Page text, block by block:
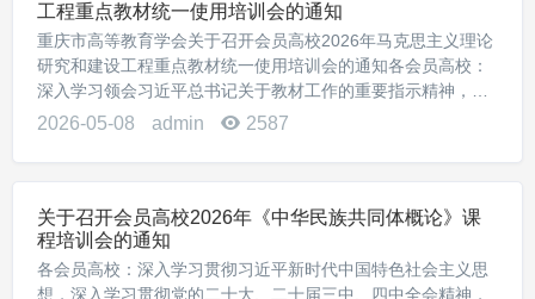
工程重点教材统一使用培训会的通知
重庆市高等教育学会关于召开会员高校2026年马克思主义理论
研究和建设工程重点教材统一使用培训会的通知各会员高校：
深入学习领会习近平总书记关于教材工作的重要指示精神，推
动党的理论创新成果进教材、进课堂、进头脑，进一步提高认
2026-05-08 admin 2587
关于召开会员高校2026年《中华民族共同体概论》课
程培训会的通知
各会员高校：深入学习贯彻习近平新时代中国特色社会主义思
想，深入学习贯彻党的二十大、二十届三中、四中全会精神，